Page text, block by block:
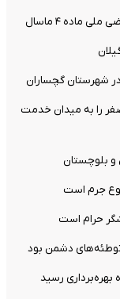
ماده ۴ ماسال
شهرستان گچساران
را به میدان خدمت
جرم است
حرام است
دشمن بود
بهره‌برداری رسید